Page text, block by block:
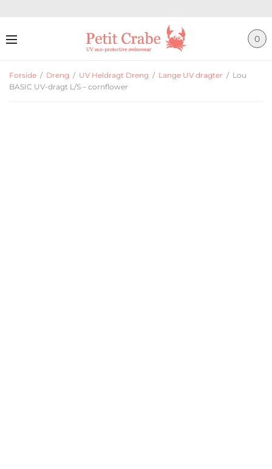
0
Forside / Dreng / UV Heldragt Dreng / Lange UV dragter / Lou
BASIC UV-dragt L/S – cornflower